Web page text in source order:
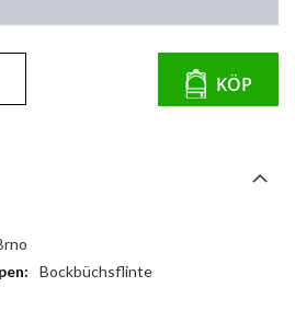
KÖP
Bockbüchsflinte